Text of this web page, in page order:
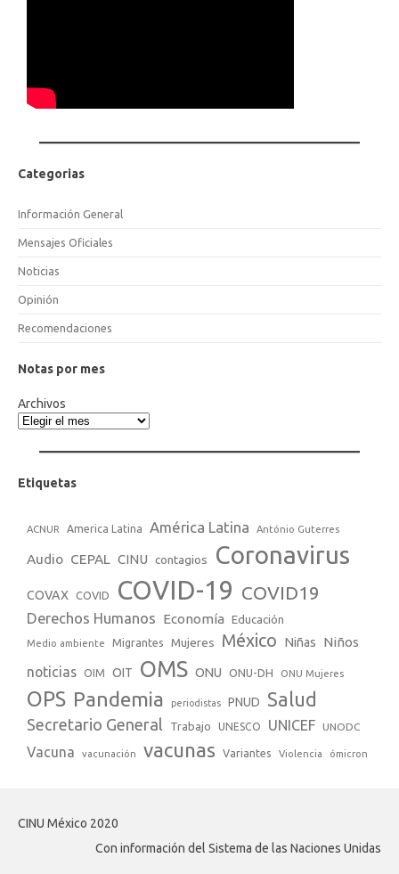
Categorias
Información General
Mensajes Oficiales
Noticias
Opinión
Recomendaciones
Notas por mes
Archivos
Etiquetas
ACNUR America Latina América Latina António Guterres
Audio CEPAL CINU contagios Coronavirus
COVAX COVID COVID-19 COVID19
Derechos Humanos Economía Educación
Medio ambiente Migrantes Mujeres México Niñas Niños
noticias OIM OIT OMS ONU ONU-DH ONU Mujeres
OPS Pandemia periodistas PNUD Salud
Secretario General Trabajo UNESCO UNICEF UNODC
Vacuna vacunación vacunas Variantes Violencia ómicron
CINU México 2020
Con información del Sistema de las Naciones Unidas